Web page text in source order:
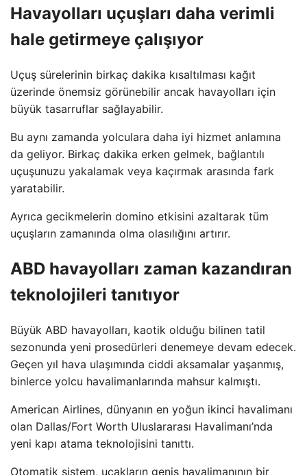
Havayolları uçuşları daha verimli
hale getirmeye çalışıyor
Uçuş sürelerinin birkaç dakika kısaltılması kağıt
üzerinde önemsiz görünebilir ancak havayolları için
büyük tasarruflar sağlayabilir.
Bu aynı zamanda yolculara daha iyi hizmet anlamına
da geliyor. Birkaç dakika erken gelmek, bağlantılı
uçuşunuzu yakalamak veya kaçırmak arasında fark
yaratabilir.
Ayrıca gecikmelerin domino etkisini azaltarak tüm
uçuşların zamanında olma olasılığını artırır.
ABD havayolları zaman kazandıran
teknolojileri tanıtıyor
Büyük ABD havayolları, kaotik olduğu bilinen tatil
sezonunda yeni prosedürleri denemeye devam edecek.
Geçen yıl hava ulaşımında ciddi aksamalar yaşanmış,
binlerce yolcu havalimanlarında mahsur kalmıştı.
American Airlines, dünyanın en yoğun ikinci havalimanı
olan Dallas/Fort Worth Uluslararası Havalimanı’nda
yeni kapı atama teknolojisini tanıttı.
Otomatik sistem, uçakların geniş havalimanının bir